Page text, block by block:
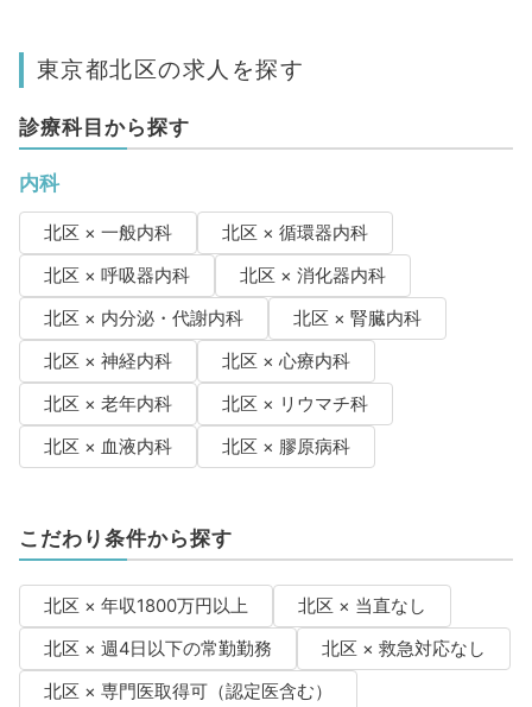
東京都北区の求人を探す
診療科目から探す
内科
北区 × 一般内科
北区 × 循環器内科
北区 × 呼吸器内科
北区 × 消化器内科
北区 × 内分泌・代謝内科
北区 × 腎臓内科
北区 × 神経内科
北区 × 心療内科
北区 × 老年内科
北区 × リウマチ科
北区 × 血液内科
北区 × 膠原病科
こだわり条件から探す
北区 × 年収1800万円以上
北区 × 当直なし
北区 × 週4日以下の常勤勤務
北区 × 救急対応なし
北区 × 専門医取得可（認定医含む）